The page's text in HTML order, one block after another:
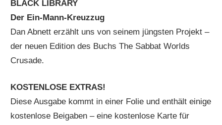
BLACK LIBRARY
Der Ein-Mann-Kreuzzug
Dan Abnett erzählt uns von seinem jüngsten Projekt –
der neuen Edition des Buchs The Sabbat Worlds
Crusade.
KOSTENLOSE EXTRAS!
Diese Ausgabe kommt in einer Folie und enthält einige
kostenlose Beigaben – eine kostenlose Karte für